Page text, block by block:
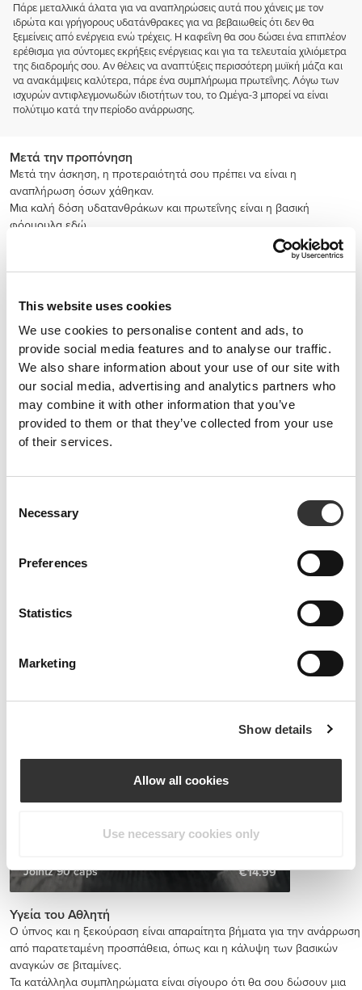
This website uses cookies
We use cookies to personalise content and ads, to
provide social media features and to analyse our traffic.
We also share information about your use of our site with
our social media, advertising and analytics partners who
may combine it with other information that you’ve
provided to them or that they’ve collected from your use
of their services.
Selection
Necessary
Preferences
Statistics
Marketing
Show details
Allow all cookies
Use necessary cookies only
Πάρε μεταλλικά άλατα για να αναπληρώσεις αυτά που χάνεις με τον
ιδρώτα και γρήγορους υδατάνθρακες για να βεβαιωθείς ότι δεν θα
ξεμείνεις από ενέργεια ενώ τρέχεις. Η καφεΐνη θα σου δώσει ένα επιπλέον
ερέθισμα για σύντομες εκρήξεις ενέργειας και για τα τελευταία χιλιόμετρα
της διαδρομής σου. Αν θέλεις να αναπτύξεις περισσότερη μυϊκή μάζα και
να ανακάμψεις καλύτερα, πάρε ένα συμπλήρωμα πρωτεΐνης. Λόγω των
ισχυρών αντιφλεγμονωδών ιδιοτήτων του, το Ωμέγα-3 μπορεί να είναι
πολύτιμο κατά την περίοδο ανάρρωσης.
Μετά την προπόνηση
Μετά την άσκηση, η προτεραιότητά σου πρέπει να είναι η
αναπλήρωση όσων χάθηκαν.
Μια καλή δόση υδατανθράκων και πρωτεΐνης είναι η βασική
φόρμουλα εδώ.
Η παρατεταμένη σωματική προσπάθεια ασκεί μεγάλη πίεση στις
Jointz 90 caps €14.99
Υγεία του Αθλητή
Ο ύπνος και η ξεκούραση είναι απαραίτητα βήματα για την ανάρρωση
από παρατεταμένη προσπάθεια, όπως και η κάλυψη των βασικών
αναγκών σε βιταμίνες.
Τα κατάλληλα συμπληρώματα είναι σίγουρο ότι θα σου δώσουν μια